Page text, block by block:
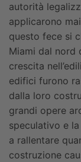
autorità
applicarono
questo fece si
Miami dal nord
crescita
edifici furono
dalla loro
grandi opere
speculativo e
a rallentare
costruzione